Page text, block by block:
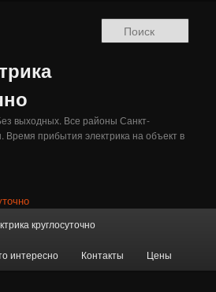
выходных. Все районы Санкт-
Время прибытия электрика на объект в
круглосуточно
интересно Контакты Цены